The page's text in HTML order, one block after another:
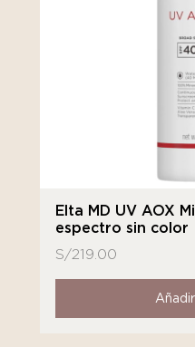
Elta MD UV AOX
espectro sin color
S/219.00